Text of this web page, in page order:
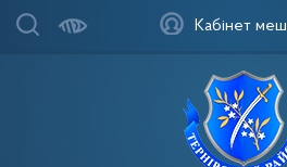
Кабінет